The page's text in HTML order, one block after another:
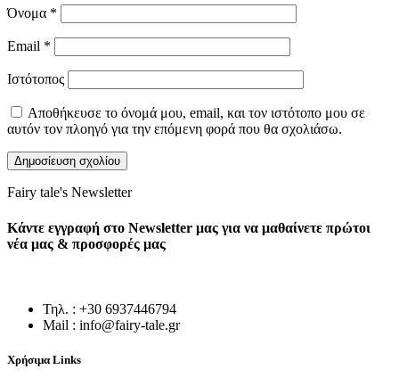
Όνομα *
Email *
Ιστότοπος
Αποθήκευσε το όνομά μου, email, και τον ιστότοπο μου σε
αυτόν τον πλοηγό για την επόμενη φορά που θα σχολιάσω.
Fairy tale's Newsletter
Κάντε εγγραφή στο Newsletter μας για να μαθαίνετε πρώτοι
νέα μας & προσφορές μας
Τηλ. : +30 6937446794
Mail : info@fairy-tale.gr
Χρήσιμα Links